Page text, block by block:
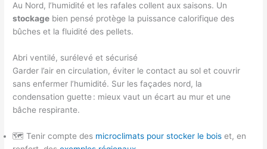
Au Nord, l’humidité et les rafales collent aux saisons. Un
stockage bien pensé protège la puissance calorifique des
bûches et la fluidité des pellets.
Abri ventilé, surélevé et sécurisé
Garder l’air en circulation, éviter le contact au sol et couvrir
sans enfermer l’humidité. Sur les façades nord, la
condensation guette : mieux vaut un écart au mur et une
bâche respirante.
🗺️ Tenir compte des microclimats pour stocker le bois et, en